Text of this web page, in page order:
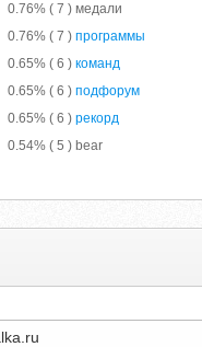
0.76% ( 7 ) медали
0.76% ( 7 )программы
0.65% ( 6 )команд
0.65% ( 6 )подфорум
0.65% ( 6 )рекорд
0.54% ( 5 ) bear